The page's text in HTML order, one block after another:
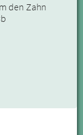
den Zahn